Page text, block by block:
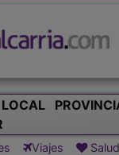
LOCAL
Viajes